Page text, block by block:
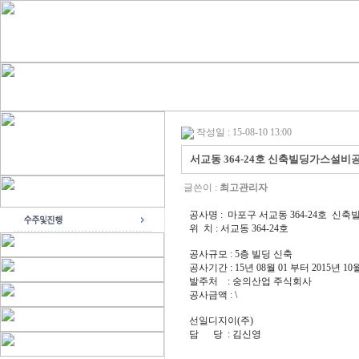
작성일 : 15-08-10 13:00
서교동 364-24호 신축빌딩가스설비
글쓴이 : 최고관리자
공사명 : 마포구 서교동 364-24호 신축
위 치 : 서교동 364-24호
공사규모 : 5층 빌딩 신축
공사기간 : 15년 08월 01 부터 2015년 10
발주처 : 숭의산업 주식회사
공사금액 : \
선일디지이(주)
담 당 : 김신영